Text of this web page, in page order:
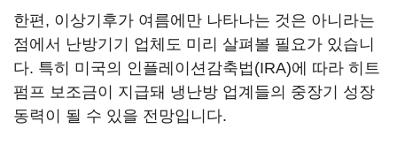
한편, 이상기후가 여름에만 나타나는 것은 아니라는
점에서 난방기기 업체도 미리 살펴볼 필요가 있습니
다. 특히 미국의 인플레이션감축법(IRA)에 따라 히트
펌프 보조금이 지급돼 냉난방 업계들의 중장기 성장
동력이 될 수 있을 전망입니다.